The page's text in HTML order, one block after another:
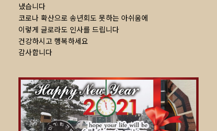
냈습니다
코로나 확산으로 송년회도 못하는 아쉬움에
이렇게 글로라도 인사를 드립니다
건강하시고 행복하세요
감사합니다